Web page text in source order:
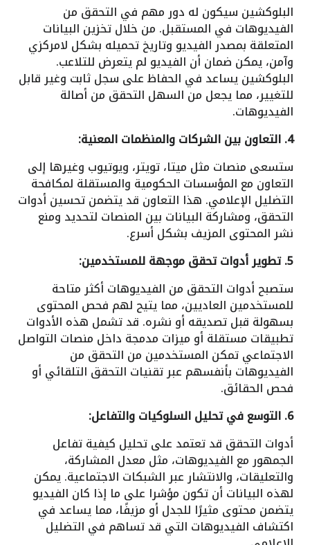
البلوكشين سيكون له دور مهم في التحقق من
الفيديوهات في المستقبل. من خلال تخزين البيانات
المتعلقة بمصدر الفيديو وتاريخ تحميله بشكل لامركزي
وآمن، يمكن ضمان أن الفيديو لم يتعرض للتلاعب.
البلوكشين يساعد في الحفاظ على سجل ثابت وغير قابل
للتغيير، مما يجعل من السهل التحقق من أصالة
الفيديوهات.
4. التعاون بين الشركات والمنظمات المعنية:
ستسعى منصات مثل ميتا، تويتر، ويوتيوب وغيرها إلى
التعاون مع المؤسسات الحكومية والمستقلة لمكافحة
التضليل الإعلامي. هذا التعاون قد يتضمن تحسين أدوات
التحقق، ومشاركة البيانات بين المنصات لتحديد ومنع
نشر المحتوى المزيف بشكل أسرع.
5. تطوير أدوات تحقق موجهة للمستخدمين:
ستصبح أدوات التحقق من الفيديوهات أكثر متاحة
للمستخدمين العاديين، مما يتيح لهم فحص المحتوى
بسهولة قبل تصديقه أو نشره. قد تشمل هذه الأدوات
تطبيقات مستقلة أو ميزات مدمجة داخل منصات التواصل
الاجتماعي تمكن المستخدمين من التحقق من
الفيديوهات بأنفسهم عبر تقنيات التحقق التلقائي أو
فحص الحقائق.
6. التوسع في تحليل السلوكيات والتفاعل:
أدوات التحقق قد تعتمد على تحليل كيفية تفاعل
الجمهور مع الفيديوهات، مثل معدل المشاركة،
والتعليقات، والانتشار عبر الشبكات الاجتماعية. يمكن
لهذه البيانات أن تكون مؤشرا على ما إذا كان الفيديو
يتضمن محتوى مثيرًا للجدل أو مزيفًا، مما يساعد في
اكتشاف الفيديوهات التي قد تساهم في التضليل